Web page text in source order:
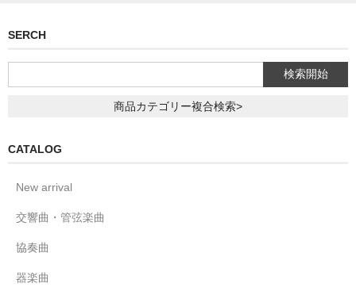
SERCH
商品カテゴリー複合検索>
CATALOG
New arrival
交響曲・管弦楽曲
協奏曲
器楽曲